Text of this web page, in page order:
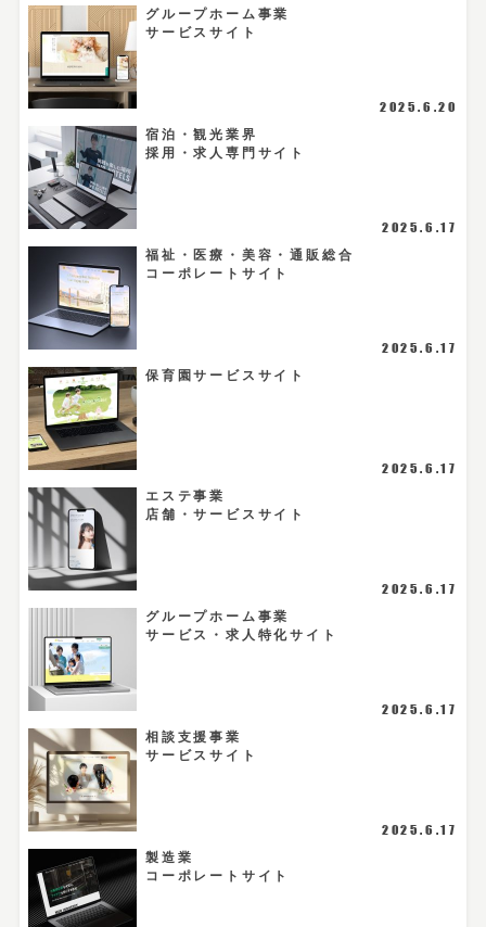
グループホーム事業
サービスサイト
2025.6.20
宿泊・観光業界
採用・求人専門サイト
2025.6.17
福祉・医療・美容・通販総合
コーポレートサイト
2025.6.17
保育園サービスサイト
2025.6.17
エステ事業
店舗・サービスサイト
2025.6.17
グループホーム事業
サービス・求人特化サイト
2025.6.17
相談支援事業
サービスサイト
2025.6.17
製造業
コーポレートサイト